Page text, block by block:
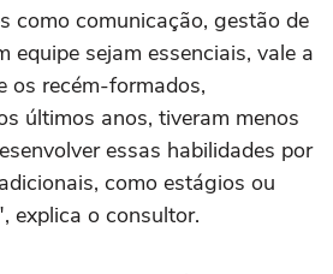
como comunicação, gestão de
equipe sejam essenciais, vale a
os recém-formados,
últimos anos, tiveram menos
essas habilidades por
como estágios ou
explica o consultor.